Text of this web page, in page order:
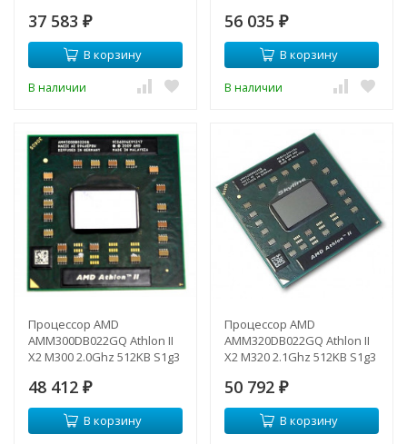
AHN3000BIX3AP(NEW)
37 583 ₽
В корзину
В наличии
s1(638)-
AMDTK55HAX4DC(NEW)
56 035 ₽
В корзину
В наличии
Процессор AMD
AMM300DB022GQ Athlon II
X2 M300 2.0Ghz 512KB S1g3
AMM300DB022GQ(NEW)
48 412 ₽
В корзину
Процессор AMD
AMM320DB022GQ Athlon II
X2 M320 2.1Ghz 512KB S1g3
AMM320DB022GQ(NEW)
50 792 ₽
В корзину